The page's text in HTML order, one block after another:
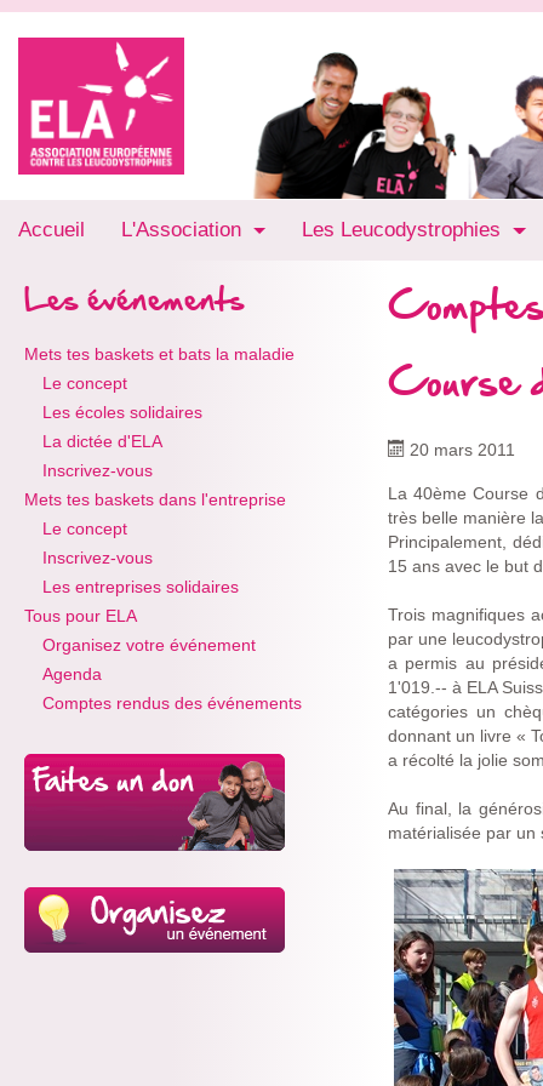
Accueil L'Association Les Leucodystrophies
Les événements
Mets tes baskets et bats la maladie
Le concept
Les écoles solidaires
La dictée d'ELA
Inscrivez-vous
Mets tes baskets dans l'entreprise
Le concept
Inscrivez-vous
Les entreprises solidaires
Tous pour ELA
Organisez votre événement
Agenda
Comptes rendus des événements
Course
20 mars 2011
La 40ème Course
très belle manière
Principalement,
15 ans avec le but
Trois magnifiques
par une
a permis au
1'019.-- à ELA
catégories un
donnant un livre «
a récolté la jolie
Au final, la
matérialisée par